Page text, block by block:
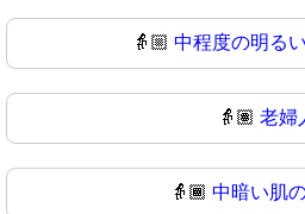
👵🏼 中程度の明る
👵🏽 老婦
👵🏾 中暗い肌